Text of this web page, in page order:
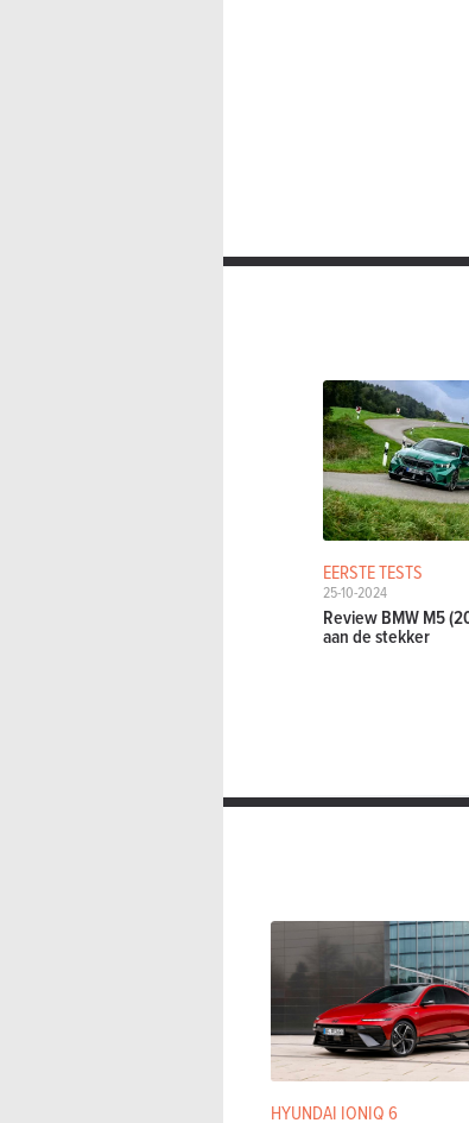
EERSTE TESTS
25-10-2024
Review BMW M5
aan de stekker
HYUNDAI IONIQ 6